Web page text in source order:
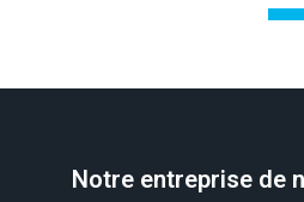
Notre entreprise de